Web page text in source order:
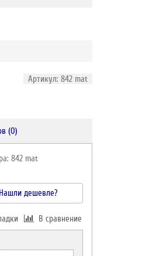
Артикул: 842 mat
(0)
842 mat
Нашли дешевле?
В сравнение